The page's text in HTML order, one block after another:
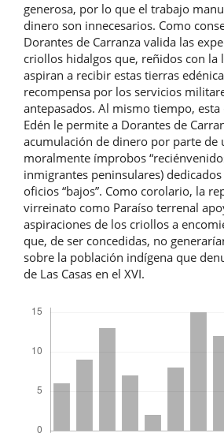
generosa, por lo que el trabajo
dinero son innecesarios. Como
Dorantes de Carranza valida las
criollos hidalgos que, reñidos con la
aspiran a recibir estas tierras
recompensa por los servicios
antepasados. Al mismo tiempo, esta
Edén le permite a Dorantes de
acumulación de dinero por parte de
moralmente ímprobos
inmigrantes peninsulares)
oficios “bajos”. Como corolario, la
virreinato como Paraíso terrenal
aspiraciones de los criollos a
que, de ser concedidas, no
sobre la población indígena que
de Las Casas en el XVI.